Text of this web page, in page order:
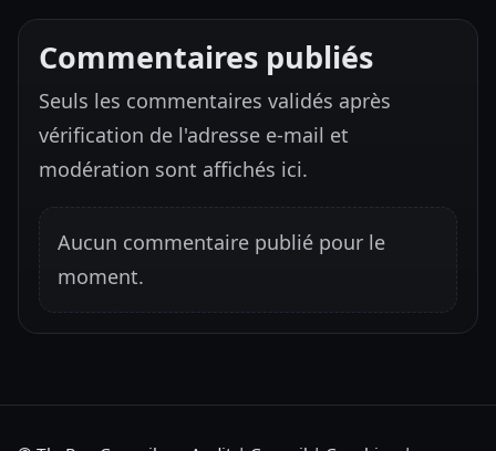
Commentaires publiés
Seuls les commentaires validés après
vérification de l'adresse e-mail et
modération sont affichés ici.
Aucun commentaire publié pour le
moment.